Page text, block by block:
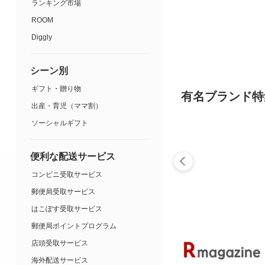
有名ブランド
ランキング市場
ROOM
Diggly
シーン別
ギフト・贈り物
出産・育児（ママ割）
ソーシャルギフト
便利な配送サービス
コンビニ受取サービス
郵便局受取サービス
はこぽす受取サービス
郵便局ポイントプログラム
店頭受取サービス
海外配送サービス